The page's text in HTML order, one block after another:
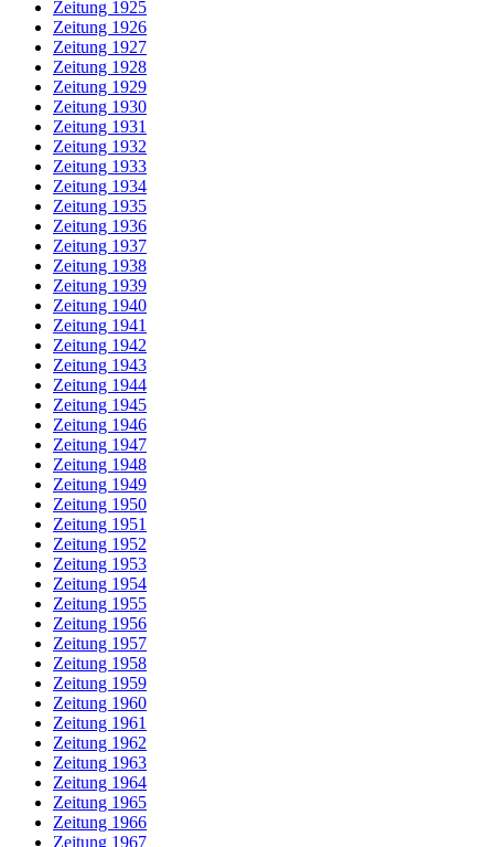
Zeitung 1925
Zeitung 1926
Zeitung 1927
Zeitung 1928
Zeitung 1929
Zeitung 1930
Zeitung 1931
Zeitung 1932
Zeitung 1933
Zeitung 1934
Zeitung 1935
Zeitung 1936
Zeitung 1937
Zeitung 1938
Zeitung 1939
Zeitung 1940
Zeitung 1941
Zeitung 1942
Zeitung 1943
Zeitung 1944
Zeitung 1945
Zeitung 1946
Zeitung 1947
Zeitung 1948
Zeitung 1949
Zeitung 1950
Zeitung 1951
Zeitung 1952
Zeitung 1953
Zeitung 1954
Zeitung 1955
Zeitung 1956
Zeitung 1957
Zeitung 1958
Zeitung 1959
Zeitung 1960
Zeitung 1961
Zeitung 1962
Zeitung 1963
Zeitung 1964
Zeitung 1965
Zeitung 1966
Zeitung 1967